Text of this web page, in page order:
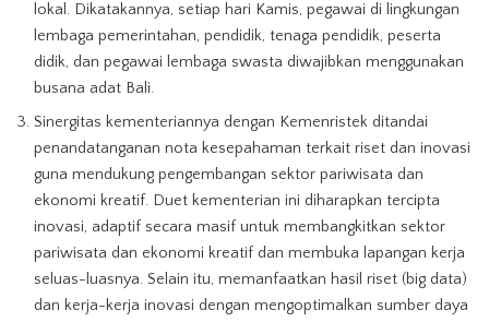
lokal. Dikatakannya, setiap hari Kamis, pegawai di lingkungan
lembaga pemerintahan, pendidik, tenaga pendidik, peserta
didik, dan pegawai lembaga swasta diwajibkan menggunakan
busana adat Bali.
Sinergitas kementeriannya dengan Kemenristek ditandai
penandatanganan nota kesepahaman terkait riset dan inovasi
guna mendukung pengembangan sektor pariwisata dan
ekonomi kreatif. Duet kementerian ini diharapkan tercipta
inovasi, adaptif secara masif untuk membangkitkan sektor
pariwisata dan ekonomi kreatif dan membuka lapangan kerja
seluas-luasnya. Selain itu, memanfaatkan hasil riset (big data)
dan kerja-kerja inovasi dengan mengoptimalkan sumber daya